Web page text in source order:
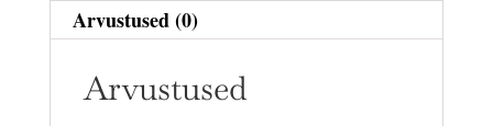
Arvustused (0)
Arvustused